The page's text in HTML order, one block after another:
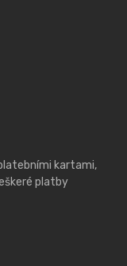
kartami,
platby